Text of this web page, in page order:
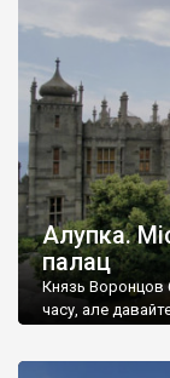
Алупка.
палац
Князь Воронцов
часу, але